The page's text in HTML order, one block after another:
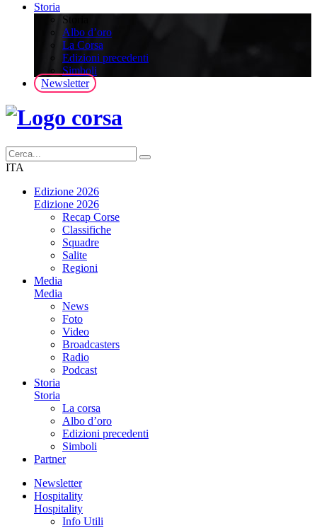
Storia
Storia
Albo d’oro
La Corsa
Edizioni precedenti
Simboli
Newsletter
ITA
Edizione 2026
Edizione 2026
Recap Corse
Classifiche
Squadre
Salite
Regioni
Media
Media
News
Foto
Video
Broadcasters
Radio
Podcast
Storia
Storia
La corsa
Albo d’oro
Edizioni precedenti
Simboli
Partner
Newsletter
Hospitality
Hospitality
Info Utili